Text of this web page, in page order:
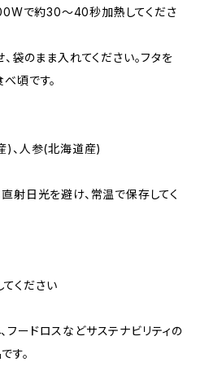
で約30～40秒加熱してくださ
袋のまま入れてください。フタを
頃です。
)、人参(北海道産)
日光を避け、常温で保存してく
ください
ードロスなどサステナビリティの
す。